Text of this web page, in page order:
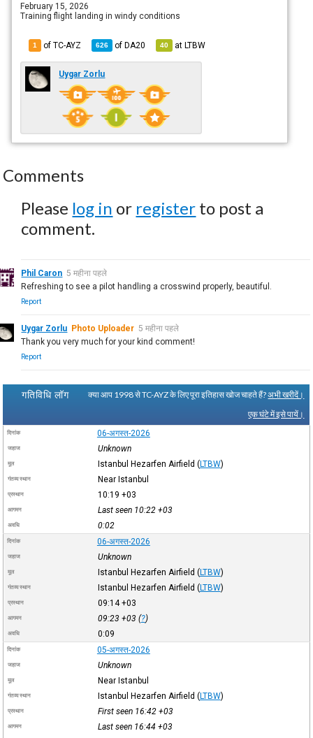
February 15, 2026
Training flight landing in windy conditions
1 of TC-AYZ 626 ofDA20 40 atLTBW
Uygar Zorlu
Comments
Please log in or register to post a
comment.
Phil Caron 5 महीना पहले
Refreshing to see a pilot handling a crosswind properly, beautiful.
Report
Uygar Zorlu Photo Uploader 5 महीना पहले
Thank you very much for your kind comment!
Report
गतिविधि लॉग क्या आप 1998 से TC-AYZ के लिए पूरा इतिहास खोज चाहते हैं?अभी खरीदें।
एक घंटे में इसे पायें।
दिनांक 06-अगस्त-2026
जहाज Unknown
मूल Istanbul Hezarfen Airfield (LTBW)
गंतव्य स्थान Near Istanbul
प्रस्थान 10:19 +03
आगमन Last seen 10:22 +03
अवधि 0:02
दिनांक 06-अगस्त-2026
जहाज Unknown
मूल Istanbul Hezarfen Airfield (LTBW)
गंतव्य स्थान Istanbul Hezarfen Airfield (LTBW)
प्रस्थान 09:14+03
आगमन 09:23 +03 (?)
अवधि 0:09
दिनांक 05-अगस्त-2026
जहाज Unknown
मूल Near Istanbul
गंतव्य स्थान Istanbul Hezarfen Airfield (LTBW)
प्रस्थान First seen 16:42 +03
आगमन Last seen 16:44 +03